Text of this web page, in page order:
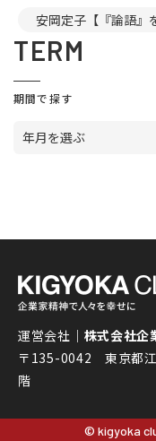
安岡定子【『論語』
TERM
期間で探す
年月を選ぶ
運営会社｜ 株式会社企
〒135-0042 東京都江
階
© kigyoka